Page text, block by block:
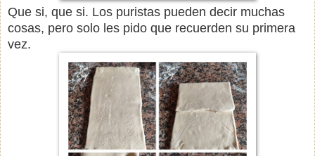
Que si, que si. Los puristas pueden decir muchas
cosas, pero solo les pido que recuerden su primera
vez.